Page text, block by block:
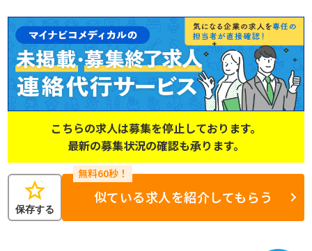
こちらの求人は募集を停止しております。
最新の募集状況の確認も承ります。
star
保存する
似ている求人を紹介してもらう